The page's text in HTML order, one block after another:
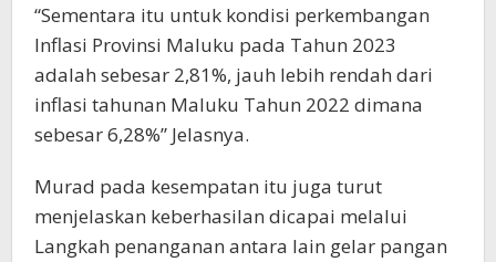
“Sementara itu untuk kondisi perkembangan
Inflasi Provinsi Maluku pada Tahun 2023
adalah sebesar 2,81%, jauh lebih rendah dari
inflasi tahunan Maluku Tahun 2022 dimana
sebesar 6,28%” Jelasnya.
Murad pada kesempatan itu juga turut
menjelaskan keberhasilan dicapai melalui
Langkah penanganan antara lain gelar pangan